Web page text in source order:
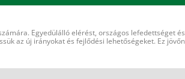
Egyedülálló elérést, országos lefedettséget
az új irányokat és fejlődési lehetőségeket. Ez